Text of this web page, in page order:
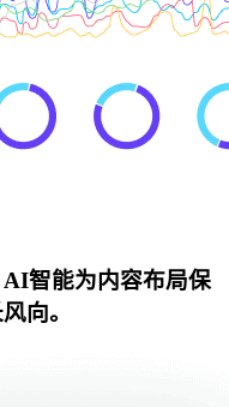
智能为内容布局保
向。